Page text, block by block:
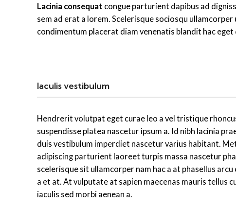
Lacinia consequat congue parturient dapibus ad
sem ad erat a lorem. Scelerisque sociosqu
condimentum placerat diam venenatis blandit hac
Iaculis vestibulum
Hendrerit volutpat eget curae leo a vel tristique
suspendisse platea nascetur ipsum a. Id nibh lacinia
duis vestibulum imperdiet nascetur varius habitant.
adipiscing parturient laoreet turpis massa nascetur
scelerisque sit ullamcorper nam hac a at phasellus
a et at. At vulputate at sapien maecenas mauris tellus
iaculis sed morbi aenean a.